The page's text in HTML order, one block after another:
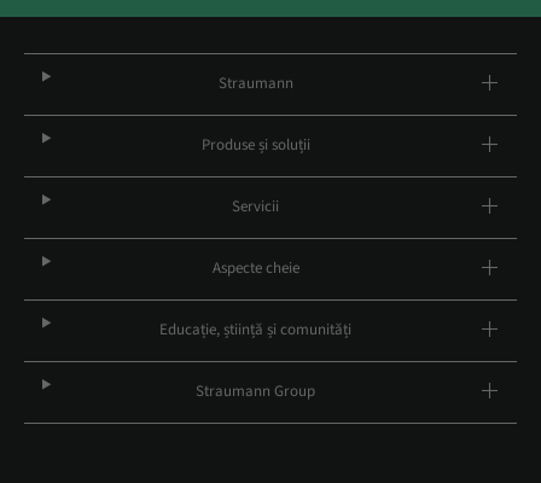
Straumann
Produse și soluții
Servicii
Aspecte cheie
Educație, știință și comunități
Straumann Group